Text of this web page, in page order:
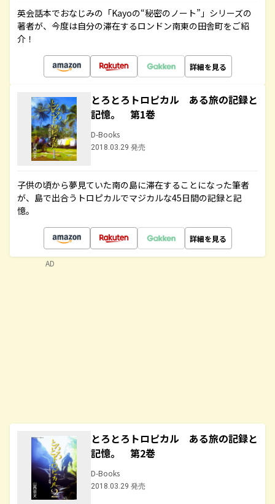
英会話本でおなじみの「Kayoの“秘密のノート”」シリーズの
著者が、今度は自分の滞在するロンドン南東の田舎町をご紹
介！
詳細を見る
とろとろトロピカル ある旅の記録と
記憶。 第1巻
D-Books
2018.03.29 発売
子供の頃から夢見ていた南の島に滞在することになった筆者
が、島で出合うトロピカルでマジカルな45日間の記録と記
憶。
詳細を見る
とろとろトロピカル ある旅の記録と
記憶。 第2巻
D-Books
2018.03.29 発売
AD